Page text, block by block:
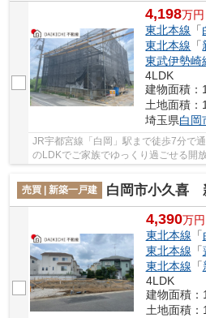
4,198万円
東北本線 「
東北本線 「
東武伊勢崎
4LDK
建物面積：
土地面積：
埼玉県白岡
JR宇都宮線「白岡」駅まで徒歩7分で通勤通学
のLDKでご家族でゆっくり過ごせる開
売買 | 新築一戸建
白岡市小久喜 新
4,390万円
東北本線 「
東北本線 「
東北本線 「
4LDK
建物面積：
土地面積：